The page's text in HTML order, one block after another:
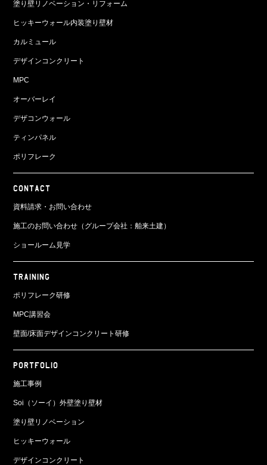
塗り壁リノベーション・リフォーム
ヒッキーウォール内装塗り壁材
カルミュール
デザインコンクリート
MPC
オーバーレイ
デザコンウォール
ティンパネル
ポリフレーク
CONTACT
資料請求・お問い合わせ
施工のお問い合わせ（グループ会社：舶来土建）
ショールーム見学
TRAINING
ポリフレーク研修
MPC講習会
壁面/床面デザインコンクリート研修
PORTFOLIO
施工事例
Soi（ソーイ）外壁塗り壁材
塗り壁リノベーション
ヒッキーウォール
デザインコンクリート